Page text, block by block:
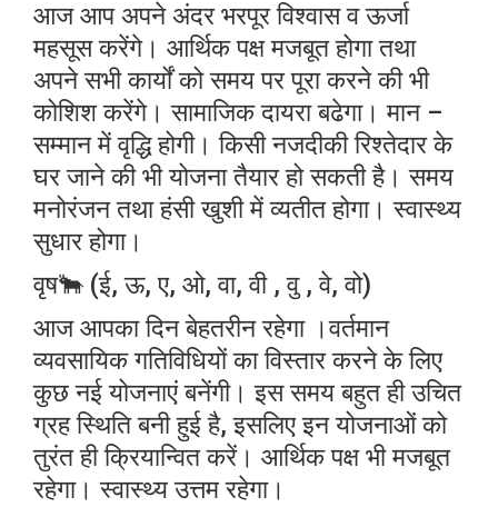
आज आप अपने अंदर भरपूर विश्वास व ऊर्जा
महसूस करेंगे। आर्थिक पक्ष मजबूत होगा तथा
अपने सभी कार्यों को समय पर पूरा करने की भी
कोशिश करेंगे। सामाजिक दायरा बढेगा। मान –
सम्मान में वृद्धि होगी। किसी नजदीकी रिश्तेदार के
घर जाने की भी योजना तैयार हो सकती है। समय
मनोरंजन तथा हंसी खुशी में व्यतीत होगा। स्वास्थ्य
सुधार होगा।
वृष🐂 (ई, ऊ, ए, ओ, वा, वी , वु , वे, वो)
आज आपका दिन बेहतरीन रहेगा ।वर्तमान
व्यवसायिक गतिविधियों का विस्तार करने के लिए
कुछ नई योजनाएं बनेंगी। इस समय बहुत ही उचित
ग्रह स्थिति बनी हुई है, इसलिए इन योजनाओं को
तुरंत ही क्रियान्वित करें। आर्थिक पक्ष भी मजबूत
रहेगा। स्वास्थ्य उत्तम रहेगा।